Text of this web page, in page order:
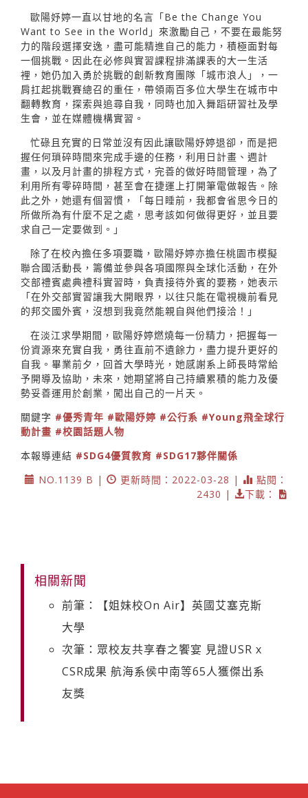
歐陽妤婷一直以甘地的名言「Be the Change You
Want to See in the World」來激勵自己，不要在最能努
力的階段選擇安逸，盡可能精進自己的能力，積極面對每
一個挑戰。因此在必修與實習課程排滿課表的大一生活
裡，她仍加入勇於挑戰的創新教育團隊「城市浪人」，一
肩扛起挑戰賽總召的重任，帶領兩百多位大學生在城市中
翻轉教育，探索與追尋自我，同時也加入舞蹈研習社及學
生會，並在媒體機構實習。
忙碌且充實的日常並沒有因此讓歐陽妤婷退卻，而是把
握任何瑣碎時間來完成手邊的任務，利用日計畫、週計
畫，以及月計畫的排程方式，完善的做好時間管理，為了
利用所有零碎時間，甚至會在捷運上打開筆電做報告。除
此之外，她還有個習慣，「每日睡前，我都會省思今日的
所做所為有什麼不足之處，思考該如何做得更好，並且要
求自己一定要做到。」
除了在校內擔任多項要職，歐陽妤婷亦擔任桃園市模擬
聯合國活動長，籌備並參與各項國際與全球化活動，在外
交部禮賓處典禮科實習時，負責接待外賓的要務，她表示
「在外交部實習讓我大開眼界，以往只能在電視機前看見
的邦交國外賓，沒想到我竟然能親自與他們接洽！」
在淡江求學期間，歐陽妤婷燃燒每一份精力，把握每一
份資源來充實自我，勇往直前不遺餘力，盡力提升更好的
自我。畢業前夕，回首大學時光，她感謝系上師長時常給
予開導及協助，未來，她期望將自己持續累積的能力及優
勢妥善運用於創業，闖出自己的一片天。
關鍵字 #優秀青年 #歐陽妤婷 #公行系 #Young飛全球行
動計畫 #校園話題人物
本報導連結 #SDG4優質教育 #SDG17夥伴關係
NO.1139 B |
更新時間：2022-03-28 |
點閱：
2430 |
下載：
相關新聞
前筆：【姐妹校On Air】英國艾塞克斯
大學
次筆：眾校友共享春之饗宴 見證USR x
CSR成果 航海系侯中南等65人獲傑出系
友獎